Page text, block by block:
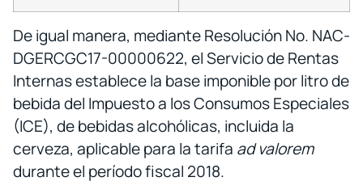
De igual manera, mediante Resolución No. NAC-
DGERCGC17-00000622, el Servicio de Rentas
Internas establece la base imponible por litro de
bebida del Impuesto a los Consumos Especiales
(ICE), de bebidas alcohólicas, incluida la
cerveza, aplicable para la tarifa ad valorem
durante el período fiscal 2018.